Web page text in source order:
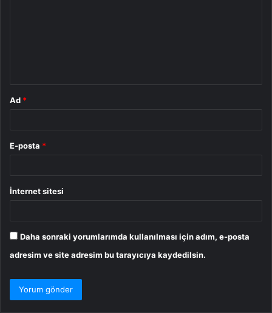
Ad *
E-posta *
İnternet sitesi
Daha sonraki yorumlarımda kullanılması için adım, e-posta
adresim ve site adresim bu tarayıcıya kaydedilsin.